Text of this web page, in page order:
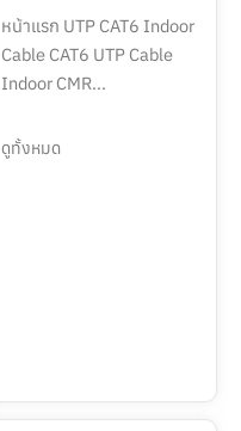
หน้าแรก UTP CAT6 Indoor
Cable CAT6 UTP Cable
Indoor CMR...
ดูทั้งหมด